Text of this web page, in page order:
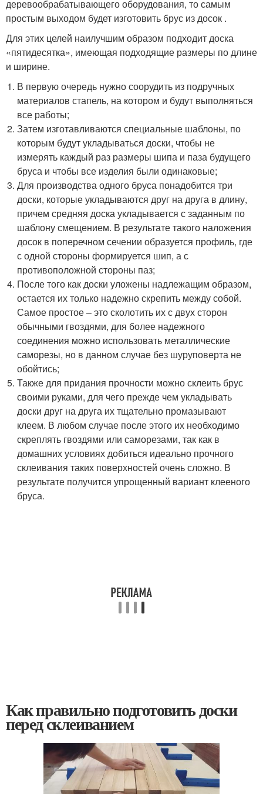
деревообрабатывающего оборудования, то самым
простым выходом будет изготовить брус из досок .
Для этих целей наилучшим образом подходит доска
«пятидесятка», имеющая подходящие размеры по длине
и ширине.
В первую очередь нужно соорудить из подручных
материалов стапель, на котором и будут выполняться
все работы;
Затем изготавливаются специальные шаблоны, по
которым будут укладываться доски, чтобы не
измерять каждый раз размеры шипа и паза будущего
бруса и чтобы все изделия были одинаковые;
Для производства одного бруса понадобится три
доски, которые укладываются друг на друга в длину,
причем средняя доска укладывается с заданным по
шаблону смещением. В результате такого наложения
досок в поперечном сечении образуется профиль, где
с одной стороны формируется шип, а с
противоположной стороны паз;
После того как доски уложены надлежащим образом,
остается их только надежно скрепить между собой.
Самое простое – это сколотить их с двух сторон
обычными гвоздями, для более надежного
соединения можно использовать металлические
саморезы, но в данном случае без шуруповерта не
обойтись;
Также для придания прочности можно склеить брус
своими руками, для чего прежде чем укладывать
доски друг на друга их тщательно промазывают
клеем. В любом случае после этого их необходимо
скреплять гвоздями или саморезами, так как в
домашних условиях добиться идеально прочного
склеивания таких поверхностей очень сложно. В
результате получится упрощенный вариант клееного
бруса.
Как правильно подготовить доски
перед склеиванием